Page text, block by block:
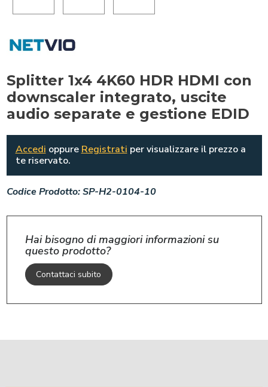
Splitter 1x4 4K60 HDR HDMI con
downscaler integrato, uscite
audio separate e gestione EDID
Accedi oppure Registrati per visualizzare il prezzo a
te riservato.
Codice Prodotto: SP-H2-0104-10
Hai bisogno di maggiori informazioni su
questo prodotto?
Contattaci subito